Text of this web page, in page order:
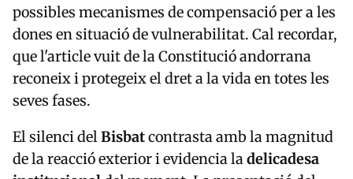
possibles mecanismes de compensació per a les
dones en situació de vulnerabilitat. Cal recordar,
que l'article vuit de la Constitució andorrana
reconeix i protegeix el dret a la vida en totes les
seves fases.
El silenci del Bisbatcontrasta amb la magnitud
de la reacció exterior i evidencia la delicadesa